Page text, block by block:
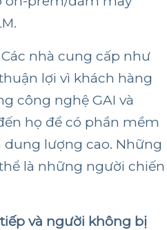
Các nhà cung cấp như
lợi vì khách hàng
công nghệ GAI và
họ để có phần mềm
lượng cao. Những
là những người chiến
và người không bị